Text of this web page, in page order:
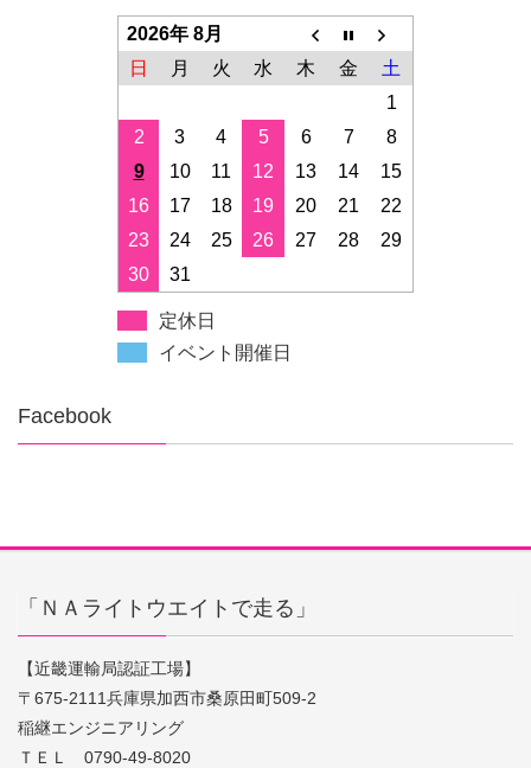
2026年 8月
日
月 火 水 木 金
土
1
2
3 4 5 6 7
8
9
10 11 12 13 14
15
16
17 18 19 20 21
22
23
24 25 26 27 28
29
30
31
定休日
イベント開催日
Facebook
「ＮＡライトウエイトで走る」
【近畿運輸局認証工場】
〒675-2111兵庫県加西市桑原田町509-2
稲継エンジニアリング
ＴＥＬ 0790-49-8020